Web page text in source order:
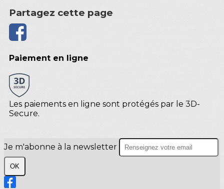
Partagez cette page
Paiement en ligne
Les paiements en ligne sont protégés par le 3D-
Secure.
Je m'abonne à la newsletter
OK